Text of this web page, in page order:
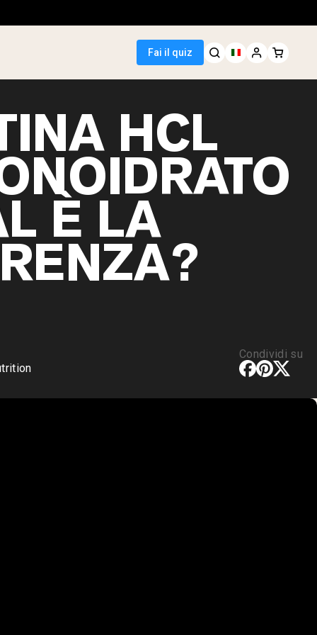
Fai il quiz
Seller
piselli
HCL
È LA
Condividi su